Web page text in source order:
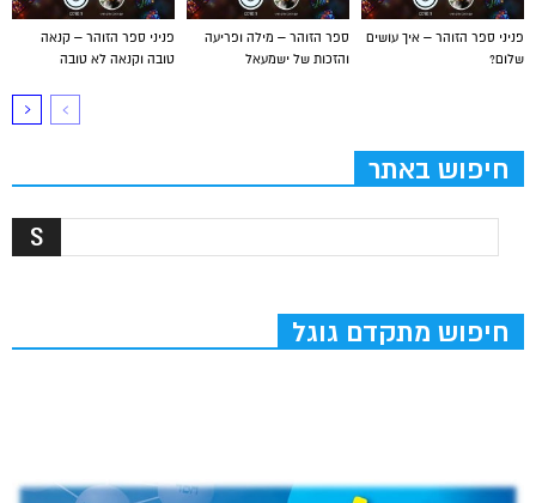
פניני ספר הזוהר – קנאה
טובה וקנאה לא טובה
ספר הזוהר – מילה ופריעה
והזכות של ישמעאל
פניני ספר הזוהר – איך עושים
שלום?
חיפוש באתר
חיפוש מתקדם גוגל